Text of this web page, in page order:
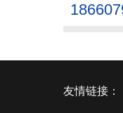
友情链接：